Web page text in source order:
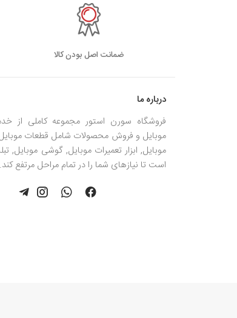
ضمانت اصل بودن کالا
درباره ما
فروشگاه سورن استور مجموعه کاملی از
موبایل و فروش محصولات شامل قطعات موبایل,
موبایل, ابزار تعمیرات موبایل, گوشی موبایل,
است تا نیازهای شما را در تمام مراحل مرتفع کند.